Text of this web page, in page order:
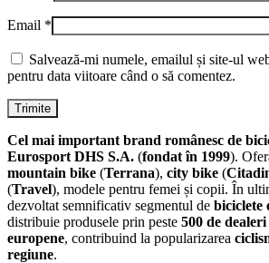
Email *
Salvează-mi numele, emailul și site-ul
pentru data viitoare când o să comentez.
Cel mai important brand românesc de
Eurosport DHS S.A. (fondat în 1999).
mountain bike (Terrana), city bike (
(Travel), modele pentru femei și copii. În
dezvoltat semnificativ segmentul de biciclete
distribuie produsele prin peste 500 de dealeri
europene, contribuind la popularizarea
regiune.